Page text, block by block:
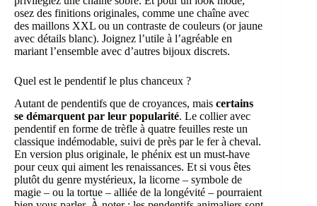
osez des finitions originales, comme une chaîne avec
des maillons XXL ou un contraste de couleurs (or jaune
avec détails blanc). Joignez l’utile à l’agréable en
mariant l’ensemble avec d’autres bijoux discrets.
Quel est le pendentif le plus chanceux ?
Autant de pendentifs que de croyances, mais certains
se démarquent par leur popularité. Le collier avec
pendentif en forme de trèfle à quatre feuilles reste un
classique indémodable, suivi de près par le fer à cheval.
En version plus originale, le phénix est un must-have
pour ceux qui aiment les renaissances. Et si vous êtes
plutôt du genre mystérieux, la licorne – symbole de
magie – ou la tortue – alliée de la longévité – pourraient